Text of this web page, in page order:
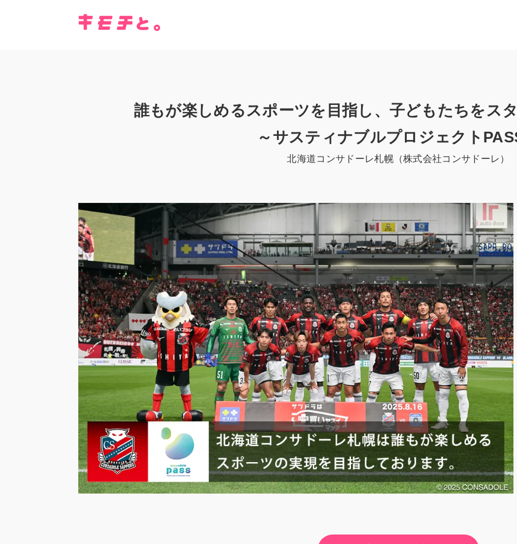
誰もが楽しめるスポーツを目指し、子どもたちをス
～サスティナブルプロジェクト
北海道コンサドーレ札幌（株式会社コンサドーレ）